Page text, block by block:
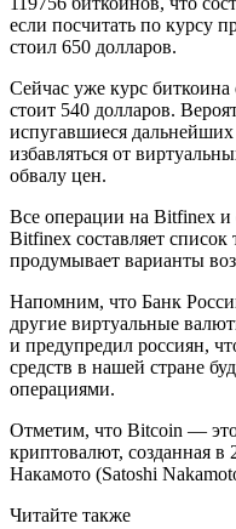
если посчитать по курсу
стоил 650 долларов.
Сейчас уже курс биткоина
стоит 540 долларов.
испугавшиеся
избавляться от
обвалу цен.
Все операции на Bitfinex и
Bitfinex составляет
продумывает варианты
Напомним, что Банк
другие виртуальные
и предупредил россиян,
средств в нашей стране
операциями.
Отметим, что Bitcoin —
криптовалют, созданная
Накамото (Satoshi
Читайте также